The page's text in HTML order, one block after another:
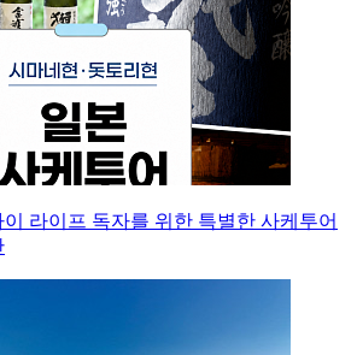
이 라이프 독자를 위한 특별한 사케투어